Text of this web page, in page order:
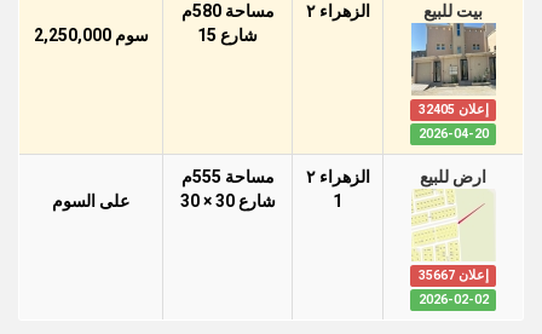
بيت للبيع
إعلان 32405
2026-04-20
الزهراء ٢
مساحة 580م
شارع 15
سوم 2,250,000
ارض للبيع
إعلان 35667
2026-02-02
الزهراء ٢
1
مساحة 555م
شارع 30 × 30
على السوم